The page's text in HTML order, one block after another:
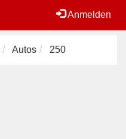
Anmelden
Autos 250